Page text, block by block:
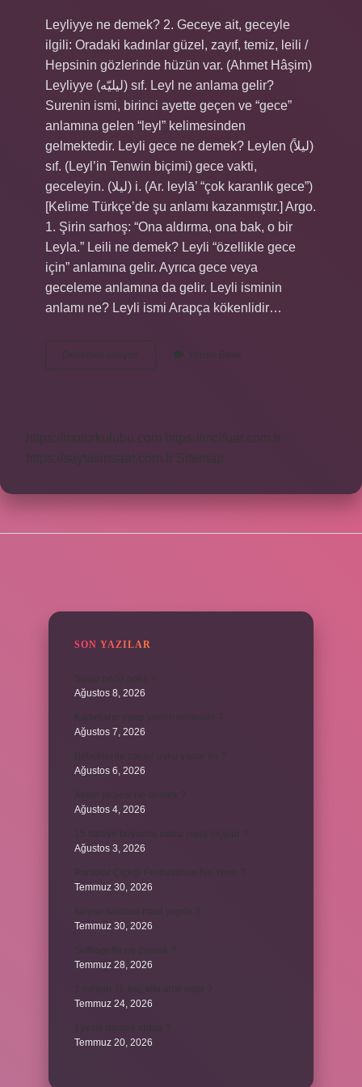
Leyliyye ne demek? 2. Geceye ait, geceyle
ilgili: Oradaki kadınlar güzel, zayıf, temiz, leili /
Hepsinin gözlerinde hüzün var. (Ahmet Hâşim)
Leyliyye (ﻟﻴﻠﻴّﻪ) sıf. Leyl ne anlama gelir?
Surenin ismi, birinci ayette geçen ve “gece”
anlamına gelen “leyl” kelimesinden
gelmektedir. Leyli gece ne demek? Leylen (ﻟﻴﻼً)
sıf. (Leyl’in Tenwin biçimi) gece vakti,
geceleyin. (ﻟﻴﻼ) i. (Ar. leylā’ “çok karanlık gece”)
[Kelime Türkçe’de şu anlamı kazanmıştır.] Argo.
1. Şirin sarhoş: “Ona aldırma, ona bak, o bir
Leyla.” Leili ne demek? Leyli “özellikle gece
için” anlamına gelir. Ayrıca gece veya
geceleme anlamına da gelir. Leyli isminin
anlamı ne? Leyli ismi Arapça kökenlidir…
Devamını okuyun
Leyla
Yorum Bırak
https://motorkulubu.com
https://mcifuar.com.tr
https://saytasinsaat.com.tr Sitemap
SON YAZILAR
Ağustos 8, 2026
Ağustos 7, 2026
Ağustos 6, 2026
Ağustos 4, 2026
Ağustos 3, 2026
Temmuz 30, 2026
Temmuz 30, 2026
Temmuz 28, 2026
Temmuz 24, 2026
Temmuz 20, 2026